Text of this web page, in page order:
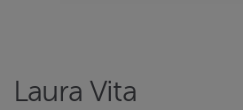
Laura Vita